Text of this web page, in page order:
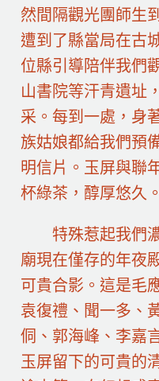
然間隔觀光團師生
遭到了縣當局在古
位縣引導陪伴我們
山書院等汗青遺址
采。每到一處，身
族姑娘都給我們預
明信片。玉屏與聯
杯綠茶，醇厚悠久。
特殊惹起我們
廟現在僅存的年夜
可貴合影。這是毛
袁復禮、聞一多、
侗、郭海峰、李嘉
玉屏留下的可貴的